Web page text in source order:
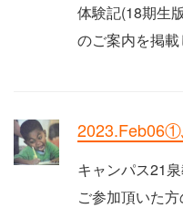
体験記(18期生
のご案内を掲
2023.Feb06①
キャンパス21
ご参加頂いた